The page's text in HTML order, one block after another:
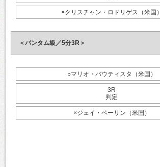
×クリスチャン・ロドリゲス（米国）
＜バンタム級／5分3R＞
○マリオ・バウティスタ（米国）
3R
判定
×ジェイ・ペーリン（米国）